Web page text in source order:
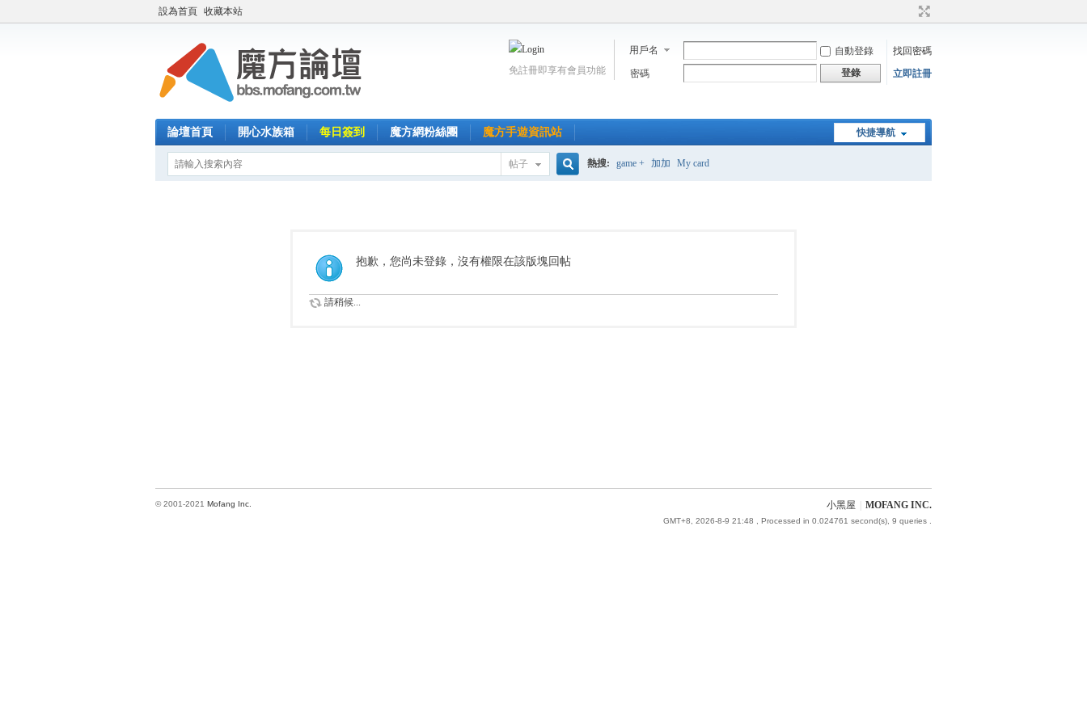
設為首頁 收藏本站
用戶名 自動登錄
找回密碼
密碼
登錄 立即註冊
免註冊即享有會員功能
快捷導航
論壇首頁 開心水族箱 每日簽到 魔方網粉絲團 魔方手遊資訊站
帖子
索
熱搜: game + 加加 My card
抱歉，您尚未登錄，沒有權限在該版塊回帖
請稍候...
小黑屋 MOFANG INC.
GMT+8, 2026-8-9 21:48 , Processed in 0.024761 second(s), 9 queries .
© 2001-2021 Mofang Inc.